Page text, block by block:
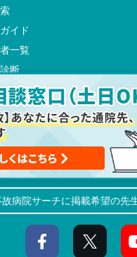
イド
一覧
断
問
プライバシーポリシーを含
方針
力に対する基本方針
病院サーチに掲載希望の先